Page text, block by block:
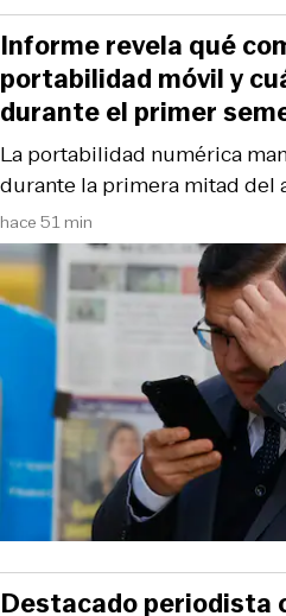
hace 51 min
La portabilidad numérica
durante la primera mitad del
Informe revela qué
portabilidad móvil y
durante el primer
Destacado periodista